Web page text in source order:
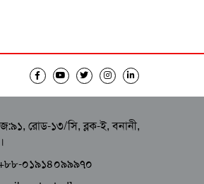
রোড-১৩/সি, ব্লক-ই, বনানী,
০১৯১৪০৯৯৯৭০